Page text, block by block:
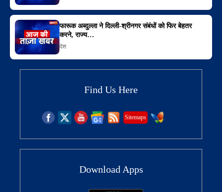
फारूक अब्दुल्ला ने दिल्ली-श्रीनगर संबंधों को फिर बेहतर
करने, राज्य…
देश
Find Us Here
Sitemaps
Download Apps